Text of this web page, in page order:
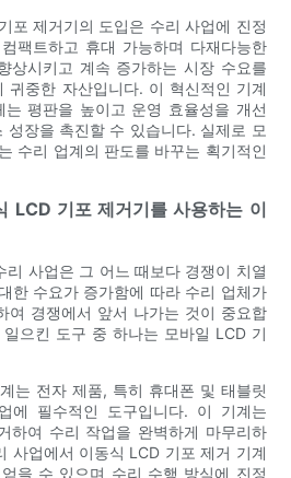
포 제거기의 도입은 수리 사업에 진정
팩트하고 휴대 가능하며 다재다능한
상시키고 계속 증가하는 시장 수요를
귀중한 자산입니다. 이 혁신적인 기계
평판을 높이고 운영 효율성을 개선
성장을 촉진할 수 있습니다. 실제로 모
수리 업계의 판도를 바꾸는 획기적인
LCD 기포 제거기를 사용하는 이
리 사업은 그 어느 때보다 경쟁이 치열
한 수요가 증가함에 따라 수리 업체가
여 경쟁에서 앞서 나가는 것이 중요합
으킨 도구 중 하나는 모바일 LCD 기
는 전자 제품, 특히 휴대폰 및 태블릿
에 필수적인 도구입니다. 이 기계는
하여 수리 작업을 완벽하게 마무리하
사업에서 이동식 LCD 기포 제거 기계
을 수 있으며 수리 수행 방식에 진정